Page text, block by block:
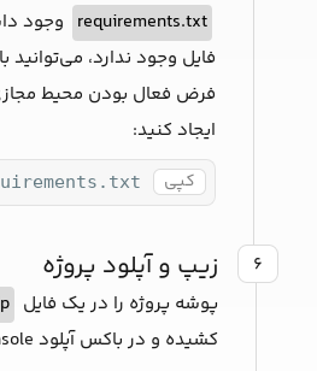
requirements.txt وجود
فایل وجود ندارد، می‌توانید
فرض فعال بودن محیط مجازی
ایجاد کنید:
کپی
۶ زیپ و آپلود پروژه
پوشه پروژه را در یک فایل
کشیده و در باکس آپلود Liara Console رها کنید.